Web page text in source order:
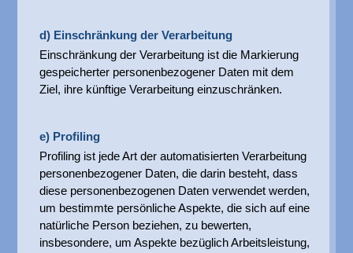
d) Einschränkung der Verarbeitung
Einschränkung der Verarbeitung ist die Markierung
gespeicherter personenbezogener Daten mit dem
Ziel, ihre künftige Verarbeitung einzuschränken.
e) Profiling
Profiling ist jede Art der automatisierten Verarbeitung
personenbezogener Daten, die darin besteht, dass
diese personenbezogenen Daten verwendet werden,
um bestimmte persönliche Aspekte, die sich auf eine
natürliche Person beziehen, zu bewerten,
insbesondere, um Aspekte bezüglich Arbeitsleistung,